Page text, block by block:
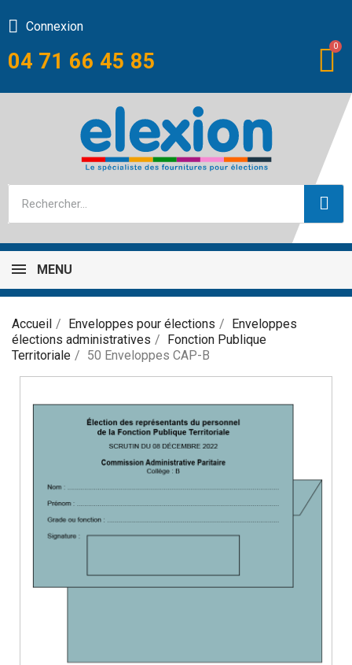
04 71 66 45 85
Connexion
MENU
Accueil Enveloppes pour élections
Enveloppes
élections administratives
Fonction Publique
Territoriale
50 Enveloppes CAP-B